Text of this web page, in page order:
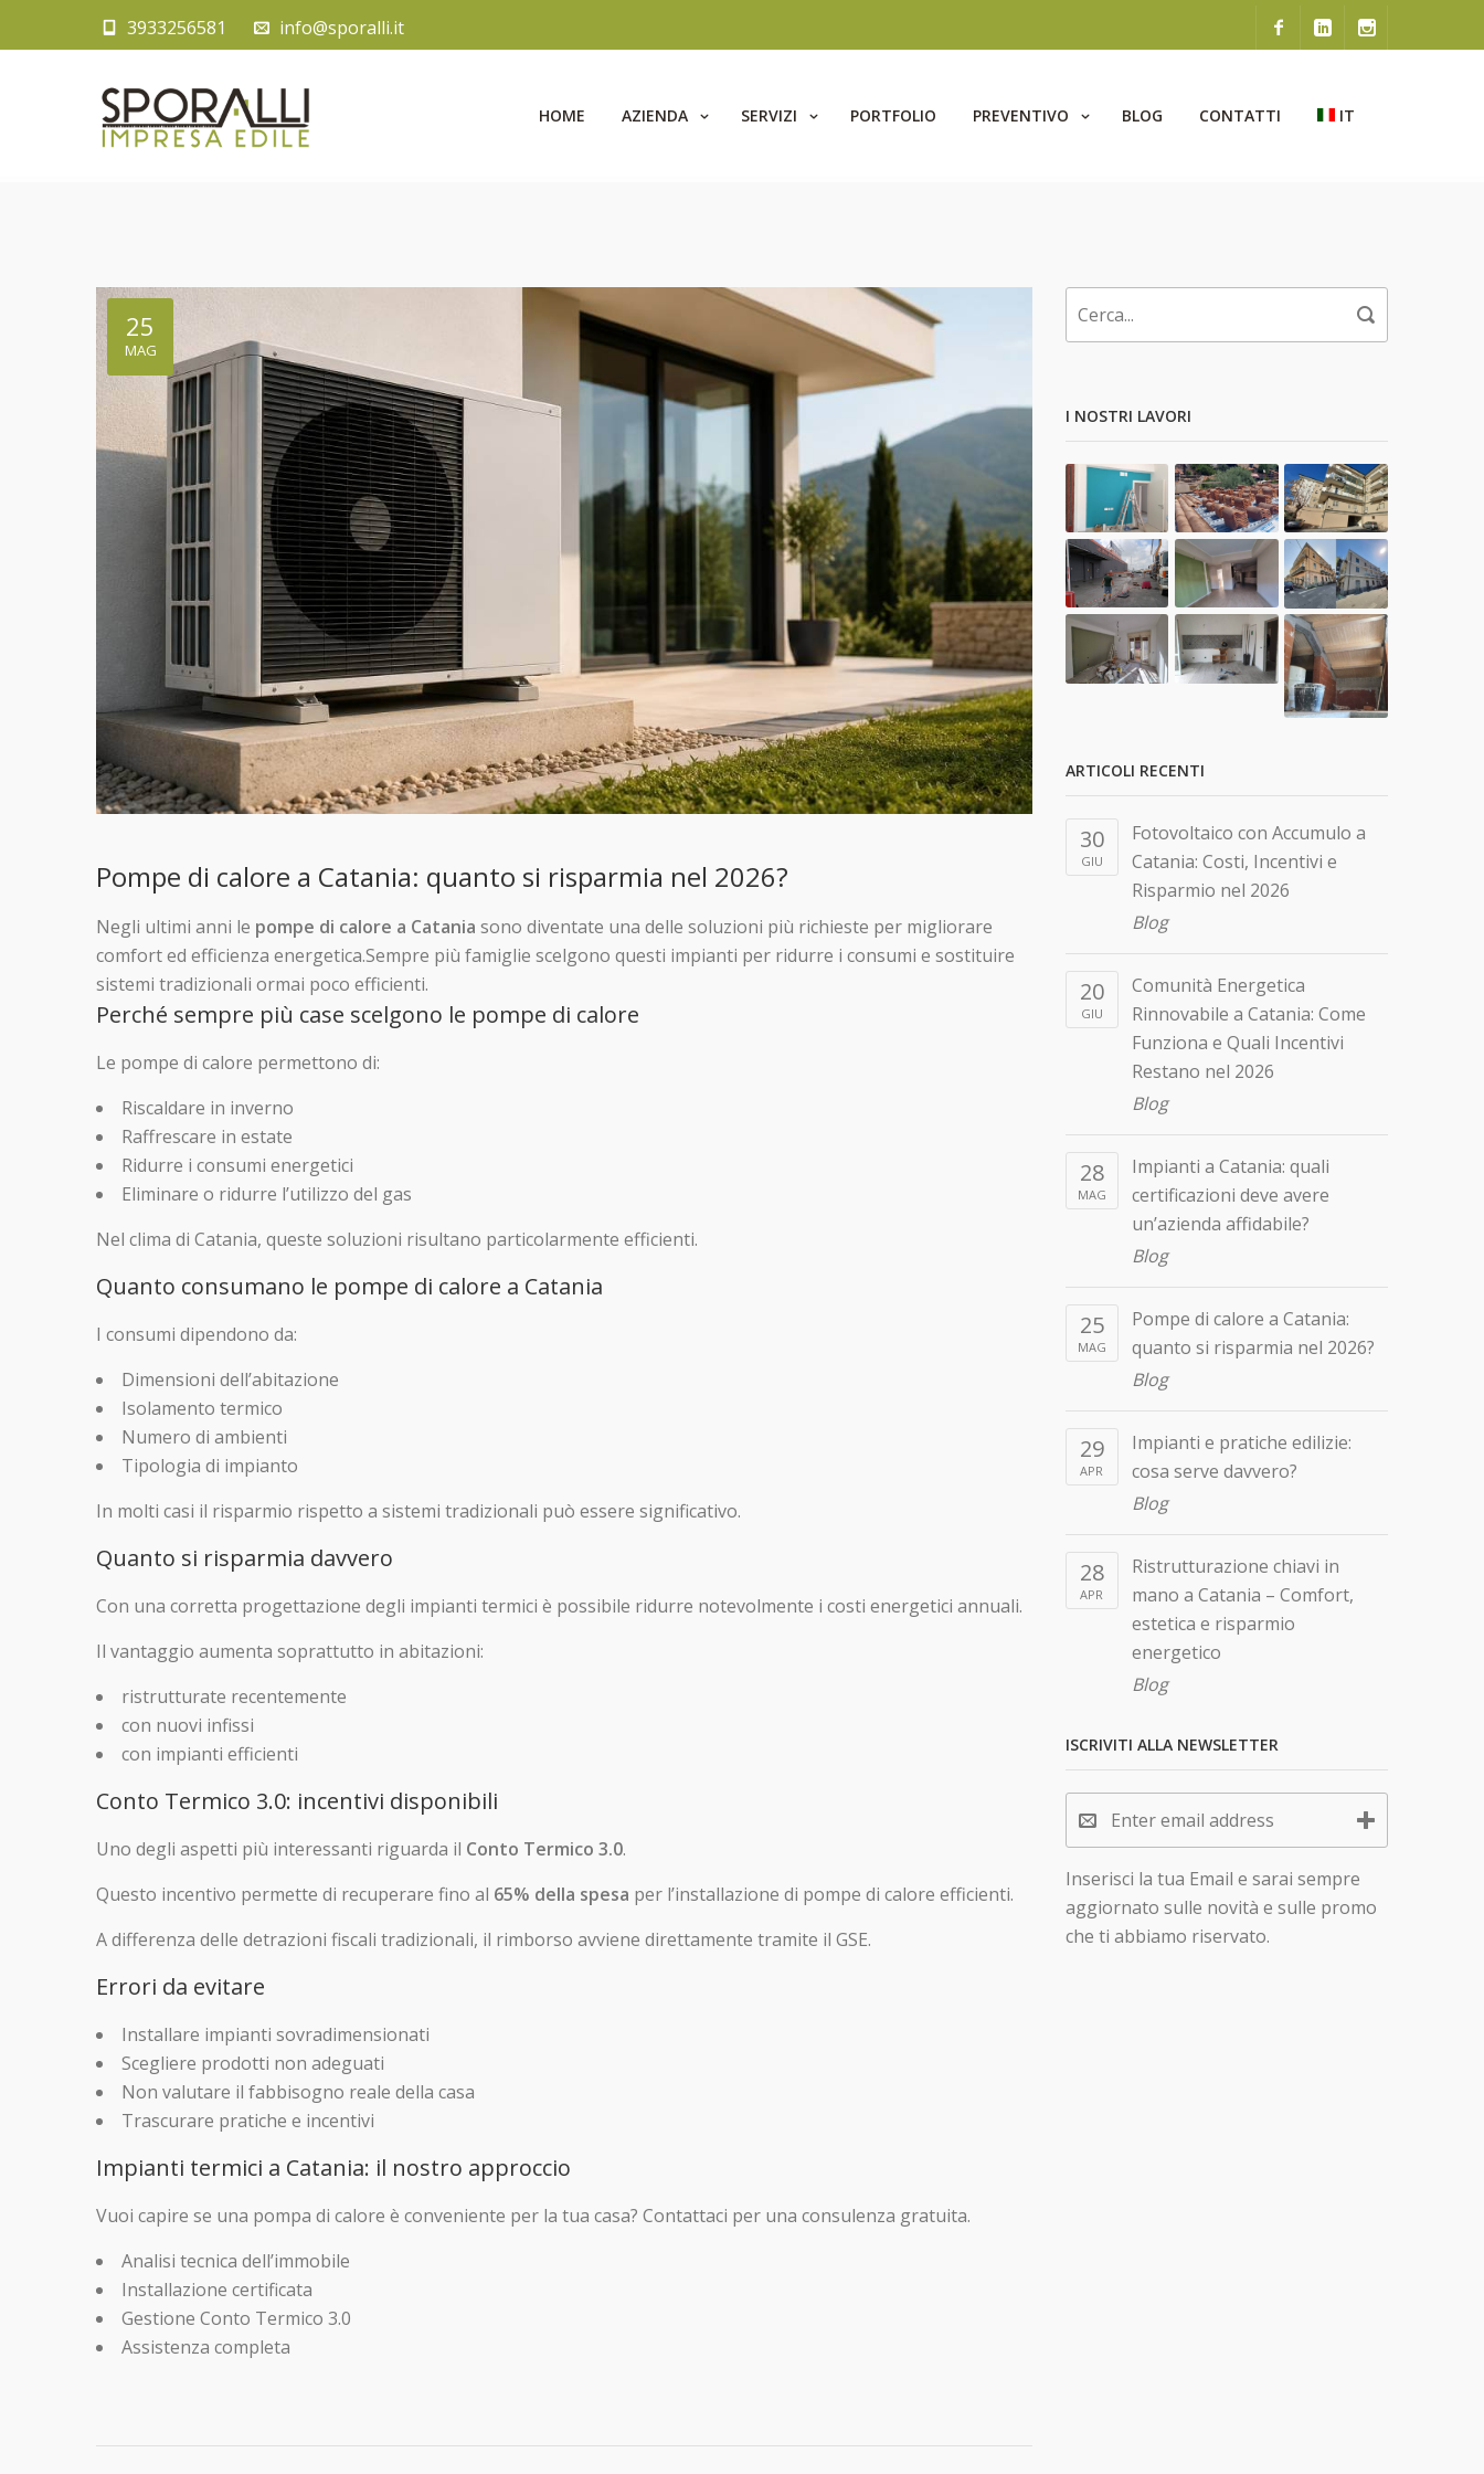
3933256581 info@sporalli.it
HOME AZIENDA SERVIZI PORTFOLIO PREVENTIVO BLOG CONTATTI IT
25
MAG
Pompe di calore a Catania: quanto si risparmia nel 2026?
Negli ultimi anni le pompe di calore a Catania sono diventate una delle soluzioni più richieste per migliorare
comfort ed efficienza energetica.Sempre più famiglie scelgono questi impianti per ridurre i consumi e sostituire
sistemi tradizionali ormai poco efficienti.
Perché sempre più case scelgono le pompe di calore
Le pompe di calore permettono di:
Riscaldare in inverno
Raffrescare in estate
Ridurre i consumi energetici
Eliminare o ridurre l’utilizzo del gas
Nel clima di Catania, queste soluzioni risultano particolarmente efficienti.
Quanto consumano le pompe di calore a Catania
I consumi dipendono da:
Dimensioni dell’abitazione
Isolamento termico
Numero di ambienti
Tipologia di impianto
In molti casi il risparmio rispetto a sistemi tradizionali può essere significativo.
Quanto si risparmia davvero
Con una corretta progettazione degli impianti termici è possibile ridurre notevolmente i costi energetici annuali.
Il vantaggio aumenta soprattutto in abitazioni:
ristrutturate recentemente
con nuovi infissi
con impianti efficienti
Conto Termico 3.0: incentivi disponibili
Uno degli aspetti più interessanti riguarda il Conto Termico 3.0.
Questo incentivo permette di recuperare fino al 65% della spesa per l’installazione di pompe di calore efficienti.
A differenza delle detrazioni fiscali tradizionali, il rimborso avviene direttamente tramite il GSE.
Errori da evitare
Installare impianti sovradimensionati
Scegliere prodotti non adeguati
Non valutare il fabbisogno reale della casa
Trascurare pratiche e incentivi
Impianti termici a Catania: il nostro approccio
Vuoi capire se una pompa di calore è conveniente per la tua casa? Contattaci per una consulenza gratuita.
Analisi tecnica dell’immobile
Installazione certificata
Gestione Conto Termico 3.0
Assistenza completa
I NOSTRI LAVORI
ARTICOLI RECENTI
30
GIU
Fotovoltaico con Accumulo a
Catania: Costi, Incentivi e
Risparmio nel 2026
Blog
20
GIU
Comunità Energetica
Rinnovabile a Catania: Come
Funziona e Quali Incentivi
Restano nel 2026
Blog
28
MAG
Impianti a Catania: quali
certificazioni deve avere
un’azienda affidabile?
Blog
25
MAG
Pompe di calore a Catania:
quanto si risparmia nel 2026?
Blog
29
APR
Impianti e pratiche edilizie:
cosa serve davvero?
Blog
28
APR
Ristrutturazione chiavi in
mano a Catania – Comfort,
estetica e risparmio
energetico
Blog
ISCRIVITI ALLA NEWSLETTER
Inserisci la tua Email e sarai sempre
aggiornato sulle novità e sulle promo
che ti abbiamo riservato.